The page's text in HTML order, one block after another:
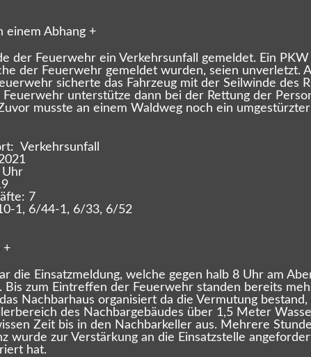
einem Abhang +
der Feuerwehr ein Verkehrsunfall gemeldet. Ein
der Feuerwehr gemeldet wurden, seien unverletzt.
sicherte das Fahrzeug mit der Seilwinde
unterstütze dann bei der Rettung der
musste an einem Waldweg noch ein
Verkehrsunfall
Uhr
7
1, 6/44-1, 6/33, 6/52
+
die Einsatzmeldung, welche gegen halb 8 Uhr am
Bis zum Eintreffen der Feuerwehr standen bereits
Nachbarhaus organisiert da die Vermutung
des Nachbargebäudes über 1,5 Meter
Zeit bis in den Nachbarkeller aus. Mehrere
wurde zur Verstärkung an die Einsatzstelle
hat.